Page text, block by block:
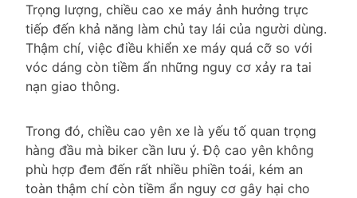
Trọng lượng, chiều cao xe máy ảnh hưởng trực
tiếp đến khả năng làm chủ tay lái của người dùng.
Thậm chí, việc điều khiển xe máy quá cỡ so với
vóc dáng còn tiềm ẩn những nguy cơ xảy ra tai
nạn giao thông.
Trong đó, chiều cao yên xe là yếu tố quan trọng
hàng đầu mà biker cần lưu ý. Độ cao yên không
phù hợp đem đến rất nhiều phiền toái, kém an
toàn thậm chí còn tiềm ẩn nguy cơ gây hại cho